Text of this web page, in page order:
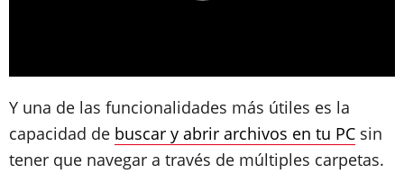
Y una de las funcionalidades más útiles es la
capacidad de buscar y abrir archivos en tu PC sin
tener que navegar a través de múltiples carpetas.